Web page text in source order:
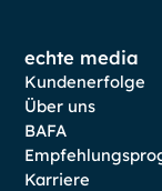
echte media
Kundenerfolge
Über uns
BAFA
Karriere